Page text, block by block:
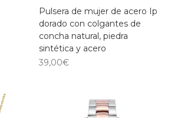
Pulsera de mujer de acero Ip
dorado con colgantes de
concha natural, piedra
sintética y acero
39,00€